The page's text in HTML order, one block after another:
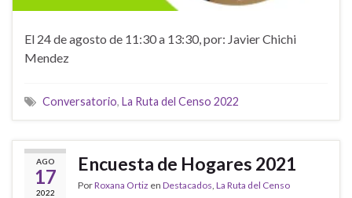
El 24 de agosto de 11:30 a 13:30, por: Javier Chichi
Mendez
Conversatorio, La Ruta del Censo 2022
AGO
17
2022
Encuesta de Hogares 2021
PorRoxana Ortiz en Destacados La Ruta del Censo